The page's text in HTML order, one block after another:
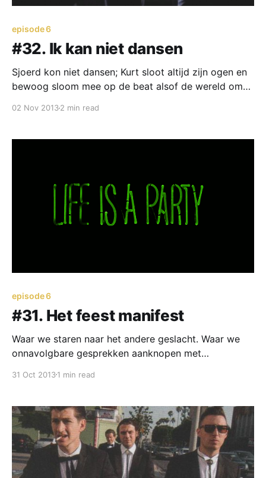
episode 6
#32. Ik kan niet dansen
Sjoerd kon niet dansen; Kurt sloot altijd zijn ogen en
bewoog sloom mee op de beat alsof de wereld om
02 Nov 20132 min read
episode 6
#31. Het feest manifest
Waar we staren naar het andere geslacht. Waar we
onnavolgbare gesprekken aanknopen met
wildvreemden. Waar we praten over de zaken die het
hebben.
31 Oct 20131 min read